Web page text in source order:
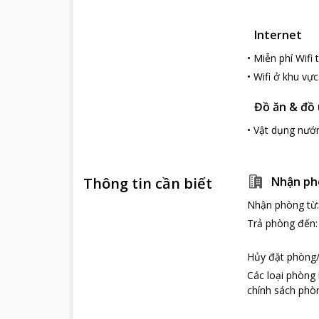
cho thuê xe
thận chắc
Những điểm
Chỉ trong bán
nước xanh và
Internet
• Miễn phí Wifi
• Wifi ở khu
Đồ ăn & đồ
• Vật dụng
Thông tin cần biết Nhận
Nhận phòng từ:
Trả phòng đến:
Hủy đặt
Các loại
chính sách